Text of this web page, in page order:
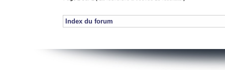
Index du forum